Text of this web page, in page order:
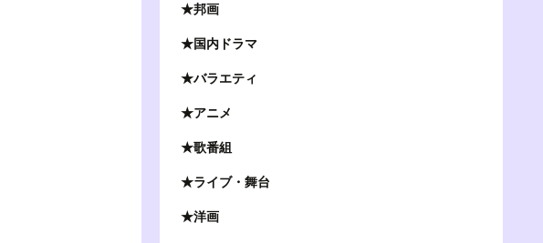
★邦画
★国内ドラマ
★バラエティ
★アニメ
★歌番組
★ライブ・舞台
★洋画